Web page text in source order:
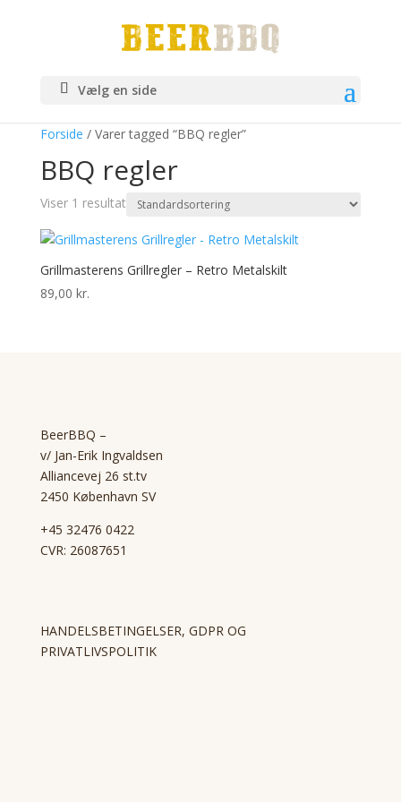
Vælg en side
Forside / Varer tagged “BBQ regler”
BBQ regler
Viser 1 resultat
Grillmasterens Grillregler – Retro Metalskilt
89,00 kr.
BeerBBQ –
v/ Jan-Erik Ingvaldsen
Alliancevej 26 st.tv
2450 København SV
+45 32476 0422
CVR: 26087651
HANDELSBETINGELSER, GDPR OG
PRIVATLIVSPOLITIK